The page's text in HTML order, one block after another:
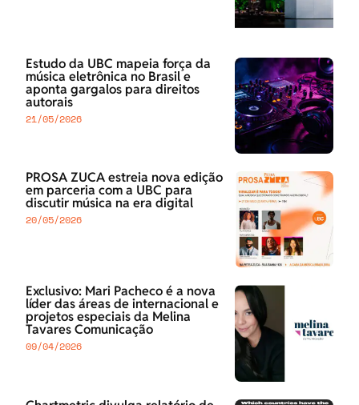
Estudo da UBC mapeia força da
música eletrônica no Brasil e
aponta gargalos para direitos
autorais
21/05/2026
PROSA ZUCA estreia nova edição
em parceria com a UBC para
discutir música na era digital
20/05/2026
Exclusivo: Mari Pacheco é a nova
líder das áreas de internacional e
projetos especiais da Melina
Tavares Comunicação
09/04/2026